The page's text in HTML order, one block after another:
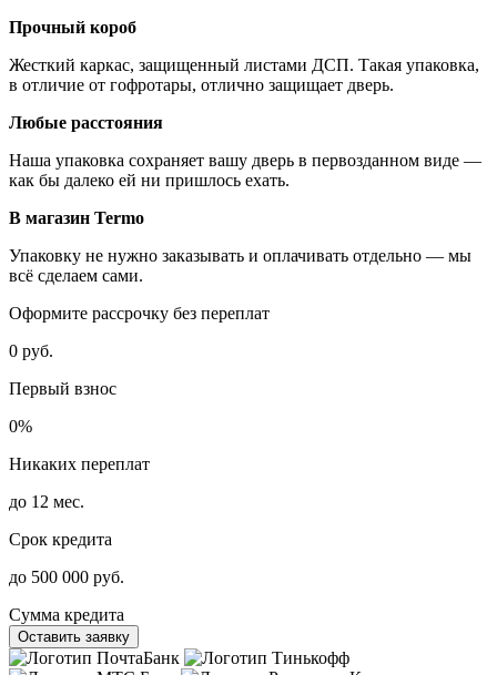
Прочный короб
Жесткий каркас, защищенный листами ДСП. Такая упаковка,
в отличие от гофротары, отлично защищает дверь.
Любые расстояния
Наша упаковка сохраняет вашу дверь в первозданном виде —
как бы далеко ей ни пришлось ехать.
В магазин Termo
Упаковку не нужно заказывать и оплачивать отдельно — мы
всё сделаем сами.
Оформите рассрочку без переплат
0 руб.
Первый взнос
0%
Никаких переплат
до 12 мес.
Срок кредита
до 500 000 руб.
Сумма кредита
Оставить заявку